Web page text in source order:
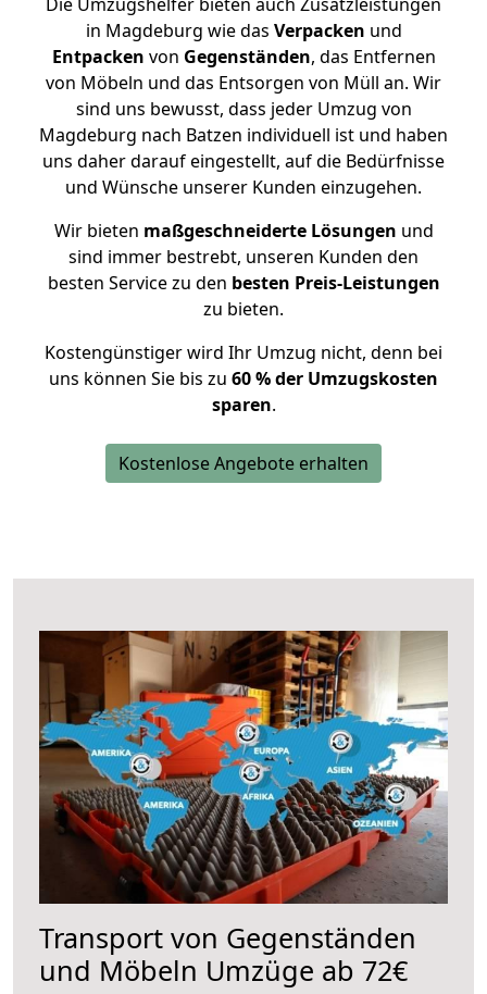
in Magdeburg wie das Verpacken und
Entpacken von Gegenständen, das Entfernen
von Möbeln und das Entsorgen von Müll an. Wir
sind uns bewusst, dass jeder Umzug von
Magdeburg nach Batzen individuell ist und haben
uns daher darauf eingestellt, auf die Bedürfnisse
und Wünsche unserer Kunden einzugehen.
Wir bieten maßgeschneiderte Lösungen und
sind immer bestrebt, unseren Kunden den
besten Service zu den besten Preis-Leistungen
zu bieten.
Kostengünstiger wird Ihr Umzug nicht, denn bei
uns können Sie bis zu 60 % der Umzugskosten
sparen.
Kostenlose Angebote erhalten
Transport von Gegenständen
und Möbeln Umzüge ab 72€